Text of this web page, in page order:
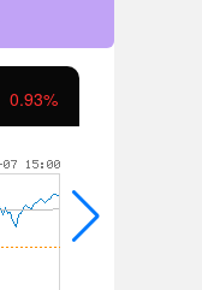
1.01%